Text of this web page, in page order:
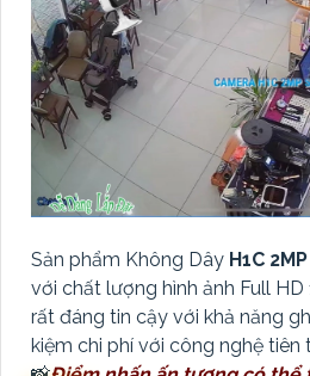
Sản phẩm Không Dây H1C 2MP
với chất lượng hình ảnh Full HD
rất đáng tin cậy với khả năng
kiệm chi phí với công nghệ tiên